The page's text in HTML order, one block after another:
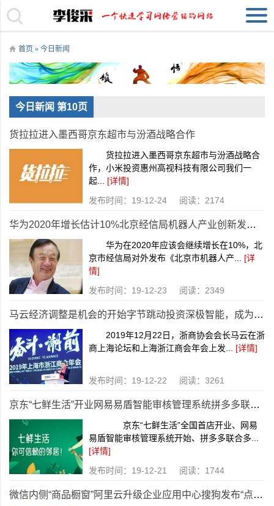
首页 » 今日新闻
今日新闻 第10页
货拉拉进入墨西哥京东超市与汾酒战略合作
货拉拉进入墨西哥京东超市与汾酒战略合
作，小米投资惠州高视科技有限公司我们一
起... [详情]
发布时间：19-12-24 阅读：2174
华为2020年增长估计10%北京经信局机器人产业创新发展行动方案
华为在2020年应该会继续增长在10%，北
京市经信局对外发布《北京市机器人产... [详
情]
发布时间：19-12-23 阅读：2349
马云经济调整是机会的开始字节跳动投资深极智能，成为唯一股东
2019年12月22日，浙商协会会长马云在浙
商上海论坛和上海浙江商会年会上发... [详情]
发布时间：19-12-22 阅读：3261
京东“七鲜生活”开业网易易盾智能审核管理系统拼多多联合多家开启“年货节”
京东“七鲜生活”全国首店开业、网易
易盾智能审核管理系统开始、拼多多联合多...
[详情]
发布时间：19-12-21 阅读：1744
微信内侧“商品橱窗”阿里云升级企业应用中心搜狗发布“点点输入法”